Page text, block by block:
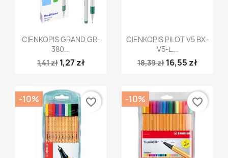
Szybki podgląd
CIENKOPIS GRAND GR-
380...
1,41 zł 1,27 zł
Szybki podgląd
CIENKOPIS PILOT V5 BX-
V5-L...
18,39 zł 16,55 zł
-10% favorite_border -10% favorite_border